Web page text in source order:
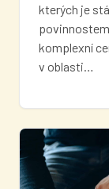
kterých je
komplexní
v oblasti…